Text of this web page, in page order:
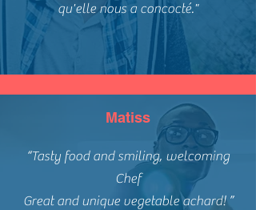
qu'elle nous a concocté."
Matiss
“Tasty food and smiling, welcoming
Chef
Great and unique vegetable achard! ”